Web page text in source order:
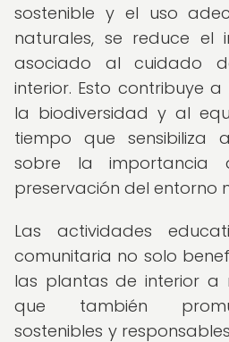
sostenible y el uso
naturales, se reduce el
asociado al cuidado
interior. Esto contribuye
la biodiversidad y al
tiempo que sensibiliza
sobre la
preservación del entorno
Las actividades
comunitaria no solo
las plantas de interior a
que también
sostenibles y